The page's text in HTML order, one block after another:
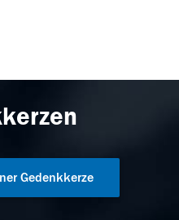
Gedenkkerze